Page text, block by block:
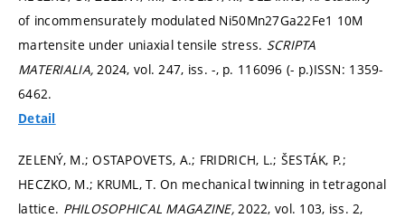
of incommensurately modulated Ni50Mn27Ga22Fe1 10M
martensite under uniaxial tensile stress. SCRIPTA
MATERIALIA,2024, vol. 247, iss. -, p. 116096 (- p.)ISSN: 1359-
6462.
Detail
ZELENÝ, M.; OSTAPOVETS, A.; FRIDRICH, L.; ŠESTÁK, P.;
HECZKO, M.; KRUML, T. On mechanical twinning in tetragonal
lattice. PHILOSOPHICAL MAGAZINE, 2022, vol. 103, iss. 2,